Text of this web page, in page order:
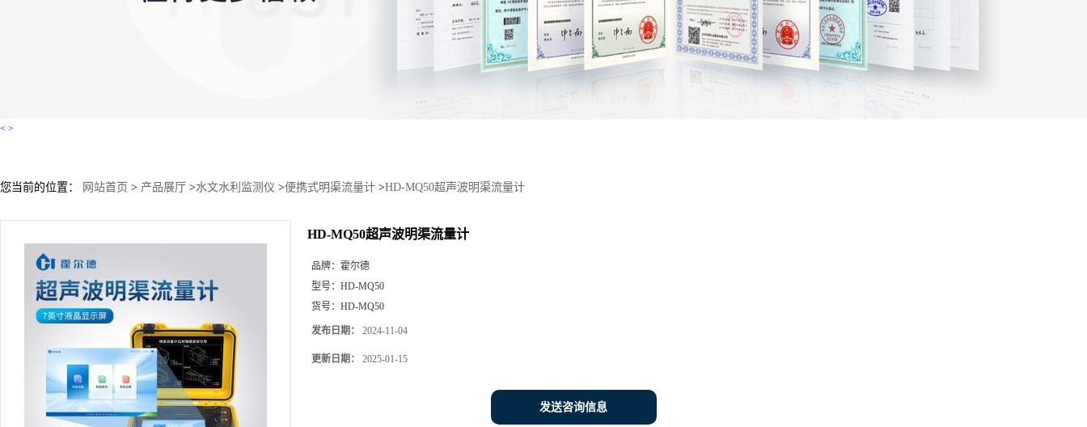
< >
您当前的位置： 网站首页 > 产品展厅 >水文水利监测仪 >便携式明渠流量计 >HD-MQ50超声波明渠流量计
HD-MQ50超声波明渠流量计
品牌： 霍尔德
型号： HD-MQ50
货号： HD-MQ50
发布日期： 2024-11-04
更新日期： 2025-01-15
发送咨询信息